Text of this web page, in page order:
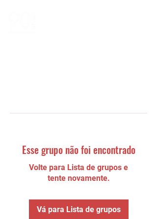
Esse grupo não foi encontrado
Volte para Lista de grupos e
tente novamente.
Vá para Lista de grupos